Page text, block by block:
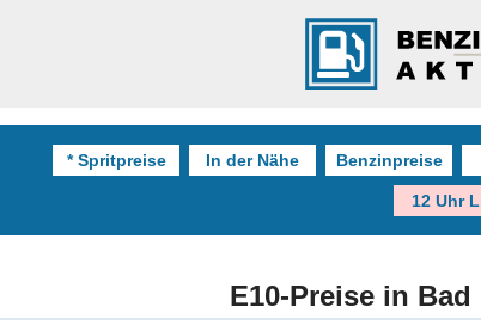
* Spritpreise In der Nähe Benzinpreise
12 Uhr
E10-Preise in